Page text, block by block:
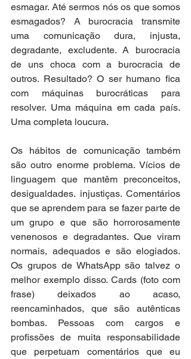
esmagar. Até sermos nós os que somos
esmagados? A burocracia transmite
uma comunicação dura, injusta,
degradante, excludente. A burocracia
de uns choca com a burocracia de
outros. Resultado? O ser humano fica
com máquinas burocráticas para
resolver. Uma máquina em cada país.
Uma completa loucura.
Os hábitos de comunicação também
são outro enorme problema. Vícios de
linguagem que mantêm preconceitos,
desigualdades. injustiças. Comentários
que se aprendem para se fazer parte de
um grupo e que são horrorosamente
venenosos e degradantes. Que viram
normais, adequados e são elogiados.
Os grupos de WhatsApp são talvez o
melhor exemplo disso. Cards (foto com
frase) deixados ao acaso,
reencaminhados, que são autênticas
bombas. Pessoas com cargos e
profissões de muita responsabilidade
que perpetuam comentários que eu